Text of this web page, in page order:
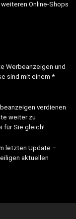
Online-Shops
Werbeanzeigen und
sind mit einem *
verdienen
weiter zu
für Sie gleich!
letzten Update –
aktuellen